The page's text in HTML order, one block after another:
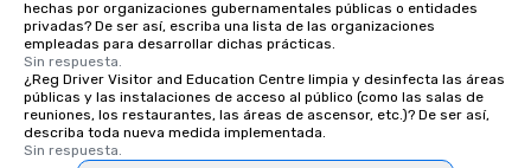
hechas por organizaciones gubernamentales públicas o entidades
privadas? De ser así, escriba una lista de las organizaciones
empleadas para desarrollar dichas prácticas.
Sin respuesta.
¿Reg Driver Visitor and Education Centre limpia y desinfecta las áreas
públicas y las instalaciones de acceso al público (como las salas de
reuniones, los restaurantes, las áreas de ascensor, etc.)? De ser así,
describa toda nueva medida implementada.
Sin respuesta.